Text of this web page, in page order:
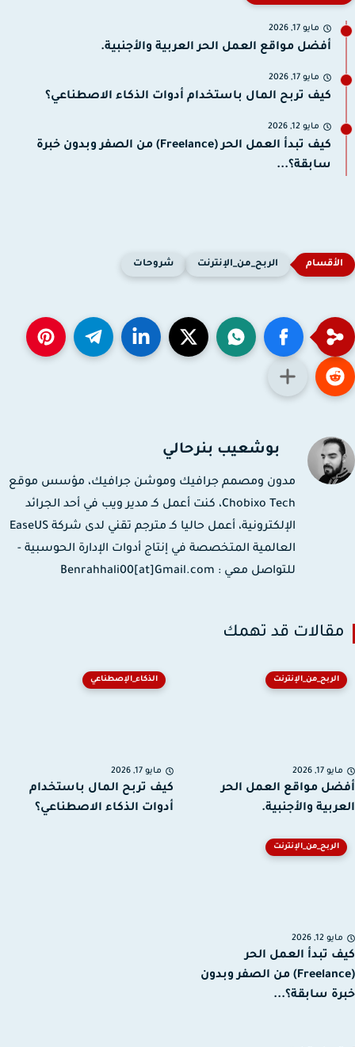
مايو 17, 2026
أفضل مواقع العمل الحر العربية والأجنبية.
مايو 17, 2026
كيف تربح المال باستخدام أدوات الذكاء الاصطناعي؟
مايو 12, 2026
كيف تبدأ العمل الحر (Freelance) من الصفر وبدون خبرة
سابقة؟...
الربح_من_الإنترنت شروحات
بوشعيب بنرحالي
مدون ومصمم جرافيك وموشن جرافيك، مؤسس موقع
Chobixo Tech، كنت أعمل كـ مدير ويب في أحد الجرائد
الإلكترونية، أعمل حاليا كـ مترجم تقني لدى شركة EaseUS
العالمية المتخصصة في إنتاج أدوات الإدارة الحوسبية -
للتواصل معي : Benrahhali00[at]Gmail.com
قد تهمك
الربح_من_الإنترنت
17, 2026
مواقع العمل الحر
والأجنبية.
الذكاء_الإصطناعي
مايو 17, 2026
كيف تربح المال باستخدام
أدوات الذكاء الاصطناعي؟
الربح_من_الإنترنت
12, 2026
تبدأ العمل الحر
(Freelance) من الصفر وبدون
سابقة؟...